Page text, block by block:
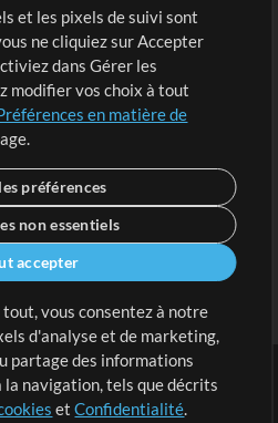
et les pixels de suivi sont
ne cliquiez sur Accepter
dans Gérer les
modifier vos choix à tout
en matière de
préférences
non essentiels
accepter
vous consentez à notre
d'analyse et de marketing,
partage des informations
navigation, tels que décrits
etConfidentialité.